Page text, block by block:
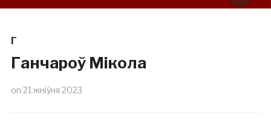
Г
Ганчароў Мікола
on 21 жніўня 2023